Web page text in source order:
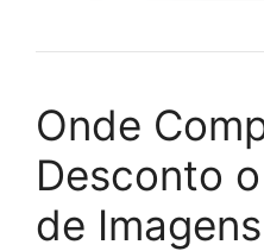
Onde
Desconto
de